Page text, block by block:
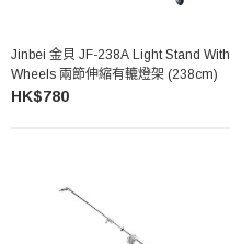
Jinbei 金貝 JF-238A Light Stand With
Wheels 兩節伸縮有轆燈架 (238cm)
HK$780